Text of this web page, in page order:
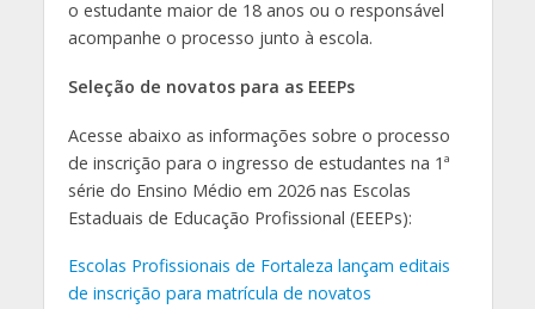
o estudante maior de 18 anos ou o responsável
acompanhe o processo junto à escola.
Seleção de novatos para as EEEPs
Acesse abaixo as informações sobre o processo
de inscrição para o ingresso de estudantes na 1ª
série do Ensino Médio em 2026 nas Escolas
Estaduais de Educação Profissional (EEEPs):
Escolas Profissionais de Fortaleza lançam editais
de inscrição para matrícula de novatos